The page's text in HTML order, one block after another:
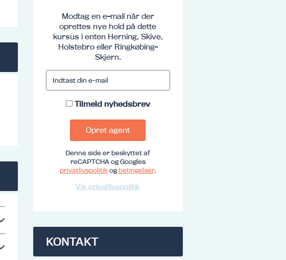
Modtag en e-mail når der
oprettes nye hold på dette
kursus i enten Herning, Skive,
Holstebro eller Ringkøbing-
Skjern.
Tilmeld nyhedsbrev
Opret agent
Denne side er beskyttet af
reCAPTCHA og Googles
privatlivspolitikogbetingelser.
Vis privatlivspolitik
KONTAKT